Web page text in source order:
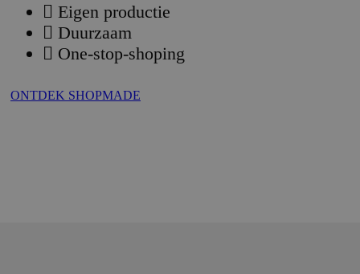
Eigen productie
Duurzaam
One-stop-shoping
ONTDEK SHOPMADE